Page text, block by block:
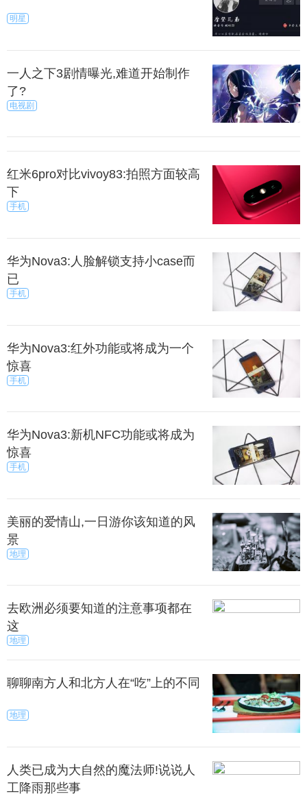
明星
一人之下3剧情曝光,难道开始制作
了?
电视剧
红米6pro对比vivoy83:拍照方面较高
下
手机
华为Nova3:人脸解锁支持小case而
已
手机
华为Nova3:红外功能或将成为一个
惊喜
手机
华为Nova3:新机NFC功能或将成为
惊喜
手机
美丽的爱情山,一日游你该知道的风
景
地理
去欧洲必须要知道的注意事项都在
这
地理
聊聊南方人和北方人在“吃”上的不同
地理
人类已成为大自然的魔法师!说说人
工降雨那些事